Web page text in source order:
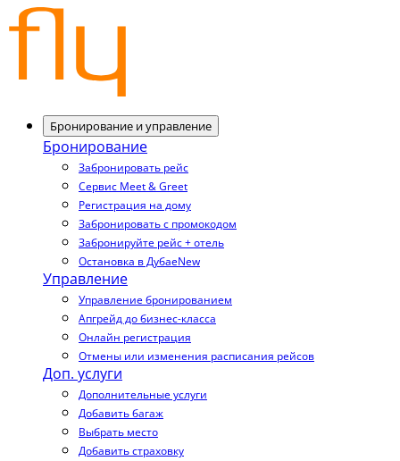
Бронирование и управление
Бронирование
Забронировать рейс
Сервис Meet & Greet
Регистрация на дому
Забронировать с промокодом
Забронируйте рейс + отель
Остановка в ДубаеNew
Управление
Управление бронированием
Апгрейд до бизнес-класса
Онлайн регистрация
Отмены или изменения расписания рейсов
Доп. услуги
Дополнительные услуги
Добавить багаж
Выбрать место
Добавить страховку